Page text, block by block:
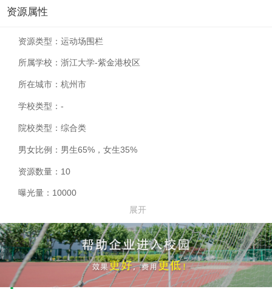
资源属性
资源类型： 运动场围栏
所属学校： 浙江大学-紫金港校区
所在城市： 杭州市
学校类型： -
院校类型： 综合类
男女比例： 男生65%，女生35%
资源数量： 10
曝光量： 10000
展开